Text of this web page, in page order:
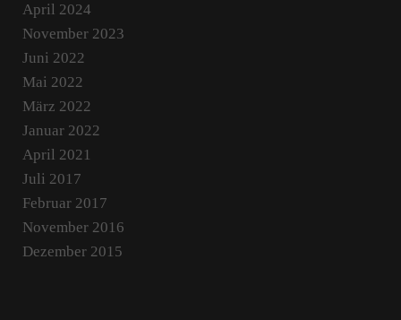
April 2024
November 2023
Juni 2022
Mai 2022
März 2022
Januar 2022
April 2021
Juli 2017
Februar 2017
November 2016
Dezember 2015